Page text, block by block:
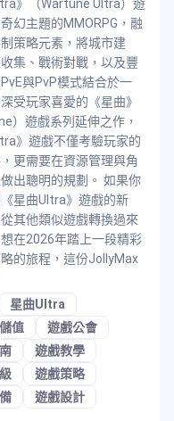
》（Wartune Ultra）遊
幻主題的MMORPG，融
策略元素，將城市建
集、戰術對戰，以及豐
與PvP模式結合於一
受玩家喜愛的《星曲》
）遊戲系列延伸之作，
》遊戲不僅考驗玩家的
更需要在資源管理與角
出聰明的規劃。 如果你
星曲Ultra》遊戲的新
其他類似遊戲轉換過來
在2026年踏上一段精彩
的旅程，這份JollyMax
星曲Ultra
值
遊戲公會
遊戲教學
遊戲策略
遊戲設計